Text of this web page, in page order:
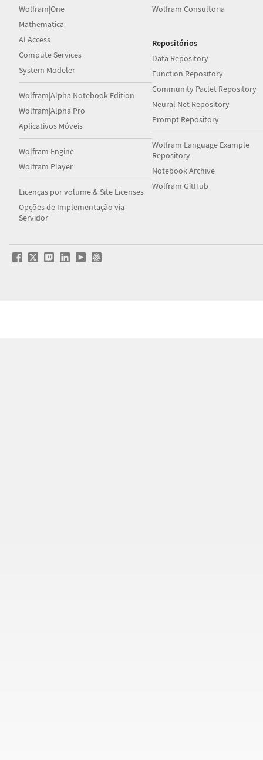
Wolfram|One
Mathematica
AI Access
Compute Services
System Modeler
Wolfram|Alpha Notebook Edition
Wolfram|Alpha Pro
Aplicativos Móveis
Wolfram Engine
Wolfram Player
Licenças por volume & Site Licenses
Opções de Implementação via
Servidor
Wolfram Consultoria
Repositórios
Data Repository
Function Repository
Community Paclet Repository
Neural Net Repository
Prompt Repository
Wolfram Language Example
Repository
Notebook Archive
Wolfram GitHub